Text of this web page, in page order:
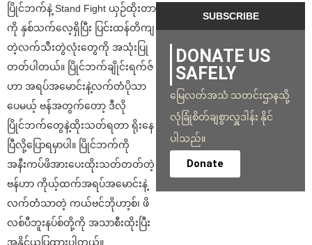
ပြိုင်ဘက်နဲ့ Stand Fight ယှဉ်ထိုးတာ
ကို နှစ်သက်လေ့ရှိပြီး ပြင်းထန်တိကျ
တဲ့လက်သီးတွဲလုံးတွေကို အသုံးပြု
တတ်ပါတယ်။ ပြိုင်ဘက်ချိုင်းရက်ဇ်
ဟာ အရပ်အမောင်းနဲ့လက်တံပိုသာ
ပေမယ့် ဗန်အတွက်တော့ ဒီလို
ပြိုင်ဘက်တွေနဲ့ထိုးသတ်ရတာ ရိုးနေ
ပြီလို့ပြောရမှာပါ။ ပြိုင်ဘက်ကို
အနီးကပ်ဖိအားပေးထိုးသတ်တတ်တဲ့
ဗန်ဟာ ကိုယ့်ထက်အရပ်အမောင်းနဲ့
လက်တံသာတဲ့ ကယ်ဗင်ဘိုဟာ့စ်၊ ဖိ
လစ်ပီဘူးနပ်စ်တို့ကို အသာစီးထိုးပြီး
အနိုင်ယူပြထားပါတယ်။
DONATE US
SAFELY
မြေလတ်အသံ သတင်းဌာနသို့
လုံခြုံစိတ်ချစွာလှူဒါန်း နိုင်
ပါသည်။
Donate